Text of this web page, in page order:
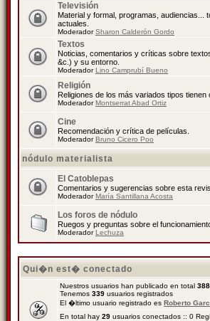
Televisión
Material y formal, programas, audiencias...
actuales.
ModeradorSharon Calderón Gordo
Textos
Noticias, comentarios y críticas sobre
&c.) y su entorno.
ModeradorLino Camprubí Bueno
Religión
Religiones de los más variados tipos
ModeradorMontserrat Abad Ortiz
Cine
Recomendación y crítica de películas.
ModeradorBruno Cicero Poo
nódulo materialista
El Catoblepas
Comentarios y sugerencias sobre esta
ModeradorMaría Santillana Acosta
Los foros de nódulo
Ruegos y preguntas sobre el
ModeradorLechuza
Qui�n est� conectado
Nuestros usuarios han publicado en total
Tenemos 339 usuarios registrados
El �ltimo usuario registrado es Roberto
En total hay 29 usuarios conectados :: 0